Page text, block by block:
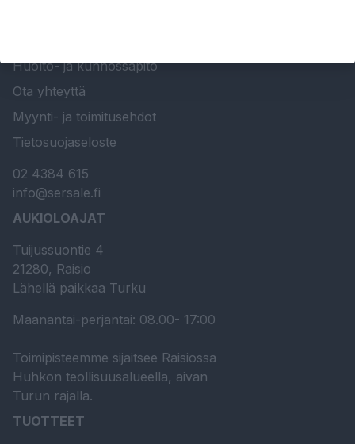
Huolto- ja kunnossapito
Ota yhteyttä
Myynti- ja toimitusehdot
Tietosuojaseloste
02 4384 615
info@sersale.fi
AUKIOLOAJAT
Tuijussuontie 4
21280, Raisio
Lähellä paikkaa Turku
Maanantai-perjantai: 08.00- 17:00
Toimipisteemme sijaitsee Raisiossa
Huhkon teollisuusalueella, aivan
Turun rajalla.
TUOTTEET